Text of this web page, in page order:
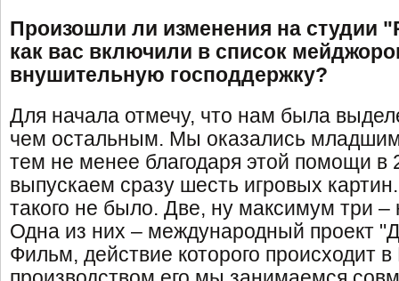
Произошли ли изменения на студии
как вас включили в список
внушительную господдержку?
Для начала отмечу, что нам была
чем остальным. Мы оказались
тем не менее благодаря этой помощи
выпускаем сразу шесть игровых
такого не было. Две, ну максимум три
Одна из них – международный проект
Фильм, действие которого происходит